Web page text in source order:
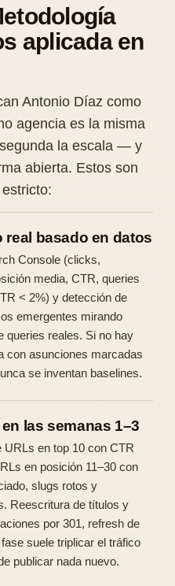
aplicada en
Antonio Díaz como
agencia es la misma
la escala — y
abierta. Estos son
real basado en datos
Console (clicks,
media, CTR, queries
< 2%) y detección de
emergentes mirando
queries reales. Si no hay
con asunciones marcadas
se inventan baselines.
las semanas 1–3
URLs en top 10 con CTR
en posición 11–30 con
slugs rotos y
Reescritura de títulos y
por 301, refresh de
suele triplicar el tráfico
publicar nada nuevo.